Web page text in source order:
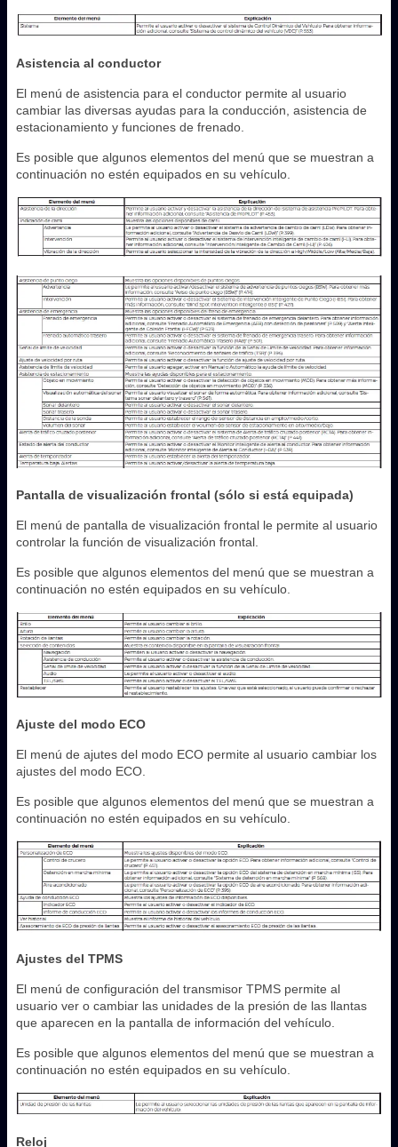
Asistencia al conductor
El menú de asistencia para el conductor permite al usuario
cambiar las diversas ayudas para la conducción, asistencia de
estacionamiento y funciones de frenado.
Es posible que algunos elementos del menú que se muestran a
continuación no estén equipados en su vehículo.
Pantalla de visualización frontal (sólo si está equipada)
El menú de pantalla de visualización frontal le permite al usuario
controlar la función de visualización frontal.
Es posible que algunos elementos del menú que se muestran a
continuación no estén equipados en su vehículo.
Ajuste del modo ECO
El menú de ajutes del modo ECO permite al usuario cambiar los
ajustes del modo ECO.
Es posible que algunos elementos del menú que se muestran a
continuación no estén equipados en su vehículo.
Ajustes del TPMS
El menú de configuración del transmisor TPMS permite al
usuario ver o cambiar las unidades de la presión de las llantas
que aparecen en la pantalla de información del vehículo.
Es posible que algunos elementos del menú que se muestran a
continuación no estén equipados en su vehículo.
Reloj